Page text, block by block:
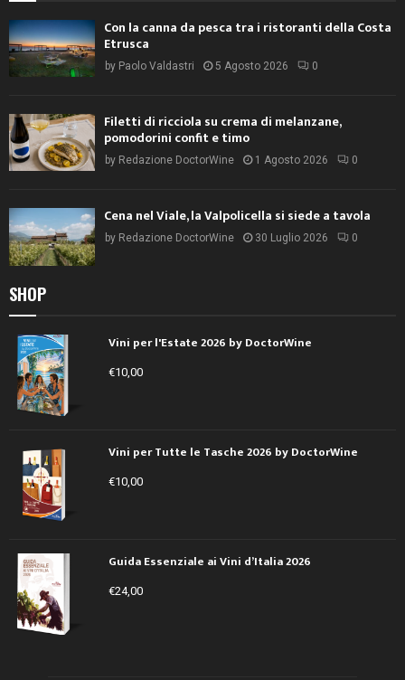
Con la canna da pesca tra i ristoranti della Costa
Etrusca
by Paolo Valdastri 5 Agosto 2026 0
Filetti di ricciola su crema di melanzane,
pomodorini confit e timo
by Redazione DoctorWine 1 Agosto 2026 0
Cena nel Viale, la Valpolicella si siede a tavola
by Redazione DoctorWine 30 Luglio 2026 0
SHOP
Vini per l'Estate 2026 by DoctorWine
€10,00
Vini per Tutte le Tasche 2026 by DoctorWine
€10,00
Guida Essenziale ai Vini d’Italia 2026
€24,00